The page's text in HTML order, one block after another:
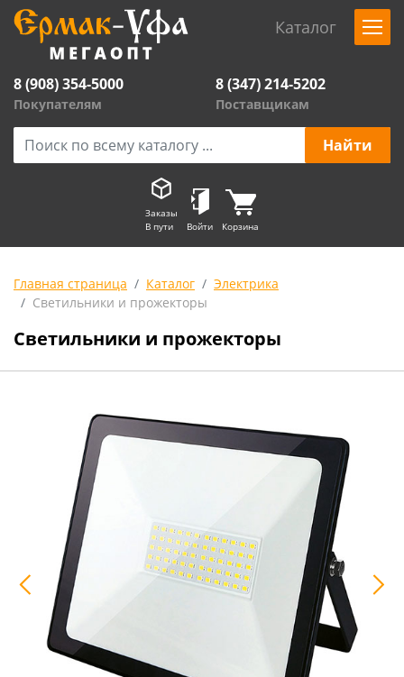
Каталог
8 (908) 354-5000
Покупателям
8 (347) 214-5202
Поставщикам
Заказы
В пути
Войти Корзина
Главная страница Каталог
Электрика
Светильники и прожекторы
Светильники и прожекторы